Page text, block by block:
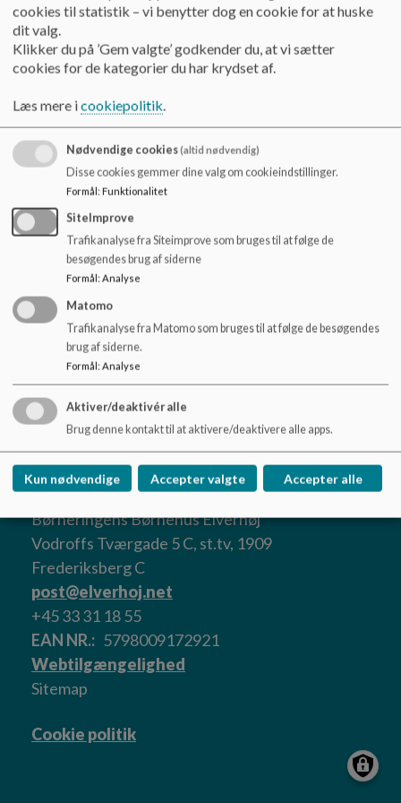
indrettet med fokus på børnenes alder og
udfoldelsesmuligheder med plads til fordybelse, stille leg og
områder hvor der er plads til bevægelse. Alle stuer har
direkte udgang til vores legeplads.
I Elverhøj er vi en stabil personalegruppe og sammen
brænder vi for, atvores dagtilbudskaber rammen om et
trygt, udviklende og lærerigt børneliv hvor de gode
fællesskaber er et bærende element.
Åbningstider:
Mandag: 7-16.30
Tirsdag: 7-17
Onsdag: 7-17
Torsdag: 7-17
Fredag: 7-16.30
Børneringens Børnehus Elverhøj
Vodroffs Tværgade 5 C, st.tv, 1909
Frederiksberg C
post@elverhoj.net
+45 33 31 18 55
EAN NR.
5798009172921
Webtilgængelighed
Sitemap
Cookie politik
cookies til statistik – vi benytter dog en cookie for at huske
dit valg.
Klikker du på ’Gem valgte’ godkender du, at vi sætter
cookies for de kategorier du har krydset af.
Læs mere icookiepolitik.
Nødvendige cookies(altid nødvendig)
Disse cookies gemmer dine valg om cookieindstillinger.
Formål: Funktionalitet
SiteImprove
Trafikanalyse fra Siteimprove som bruges til at følge de
besøgendes brug af siderne
Formål : Analyse
Matomo
Trafikanalyse fra Matomo som bruges til at følge de besøgendes
brug af siderne.
Formål: Analyse
Aktiver/deaktivér alle
Brug denne kontakt til at aktivere/deaktivere alle apps.
Kun nødvendige Accepter valgte Accepter alle